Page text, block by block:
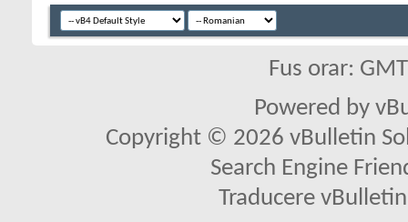
Fus orar:
Powered by
Copyright © 2026 vBulletin
Search Engine
Traducere